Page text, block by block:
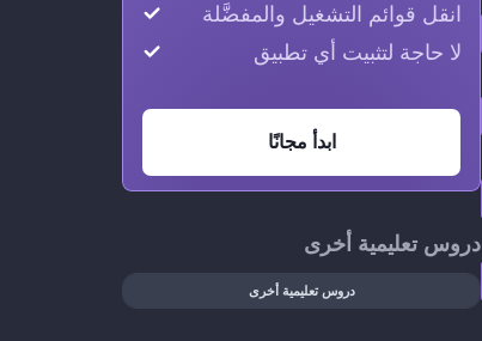
انقل قوائم التشغيل والمفضَّلة
لا حاجة لتثبيت أي تطبيق
ابدأ مجانًا
دروس تعليمية أخرى
دروس تعليمية أخرى